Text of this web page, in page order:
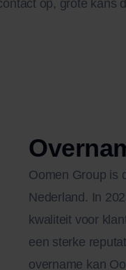
op, grote kans
Oomen Group is
Nederland. In
kwaliteit voor
een sterke
overname kan